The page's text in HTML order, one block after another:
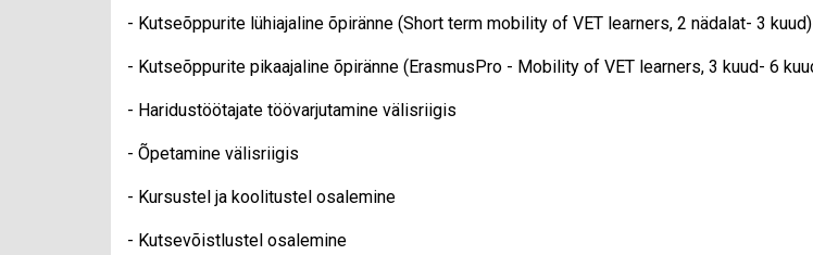
- Kutseõppurite lühiajaline õpiränne (Short term mobility of VET learners, 2 nädalat- 3 kuud)
- Kutseõppurite pikaajaline õpiränne (ErasmusPro - Mobility of VET learners, 3 kuud- 6
- Haridustöötajate töövarjutamine välisriigis
- Õpetamine välisriigis
- Kursustel ja koolitustel osalemine
- Kutsevõistlustel osalemine